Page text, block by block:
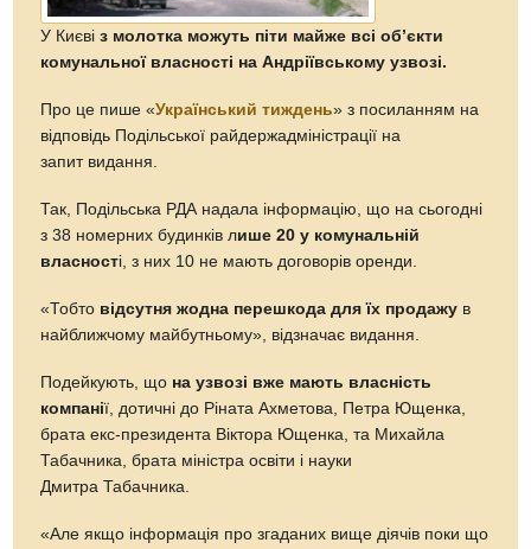
У Києвіз молотка можуть піти майже всі об’єкти
комунальної власності на Андріївському узвозі.
Про це пише «Український тиждень» з посиланням на
відповідь Подільської райдержадміністрації на
запит видання.
Так, Подільська РДА надала інформацію, що на сьогодні
з 38 номерних будинків лише 20 у комунальній
власності, з них 10 не мають договорів оренди.
«Тобто відсутня жодна перешкода для їх продажу в
найближчому майбутньому», відзначає видання.
Подейкують, що на узвозі вже мають власність
компанії, дотичні до Ріната Ахметова, Петра Ющенка,
брата екс-президента Віктора Ющенка, та Михайла
Табачника, брата міністра освіти і науки
Дмитра Табачника.
«Але якщо інформація про згаданих вище діячів поки що